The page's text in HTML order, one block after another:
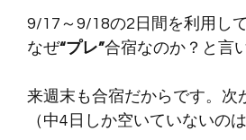
9/17～9/18の2日間を利用し
なぜ“プレ”合宿なのか？と言
来週末も合宿だからです。次
（中4日しか空いていないの